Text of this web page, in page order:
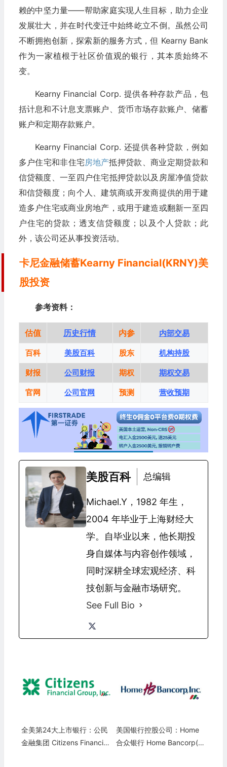
赖的中坚力量——帮助家庭实现人生目标，助力企业
发展壮大，并在时代变迁中始终屹立不倒。虽然公司
不断拥抱创新，探索新的服务方式，但 Kearny Bank
作为一家植根于社区价值观的银行，其本质始终不
变。
Kearny Financial Corp. 提供各种存款产品，包
括计息和不计息支票账户、货币市场存款账户、储蓄
账户和定期存款账户。
Kearny Financial Corp. 还提供各种贷款，例如
多户住宅和非住宅房地产抵押贷款、商业定期贷款和
信贷额度、一至四户住宅抵押贷款以及房屋净值贷款
和信贷额度；向个人、建筑商或开发商提供的用于建
造多户住宅或商业房地产，或用于建造或翻新一至四
户住宅的贷款；透支信贷额度；以及个人贷款；此
外，该公司还从事投资活动。
卡尼金融储蓄Kearny Financial(KRNY)美
股投资
参考资料：
估值 历史行情 内参 内部交易
百科 美股百科 股东 机构持股
财报 公司财报 期权 期权交易
官网 公司官网 预测 营收预期
美股百科 总编辑
Michael.Y，1982 年生，
2004 年毕业于上海财经大
学。自毕业以来，他长期投
身自媒体与内容创作领域，
同时深耕全球宏观经济、科
技创新与金融市场研究。
See Full Bio
全美第24大上市银行：公民
金融集团 Citizens Financial
美国银行控股公司：Home
合众银行 Home Bancorp(H